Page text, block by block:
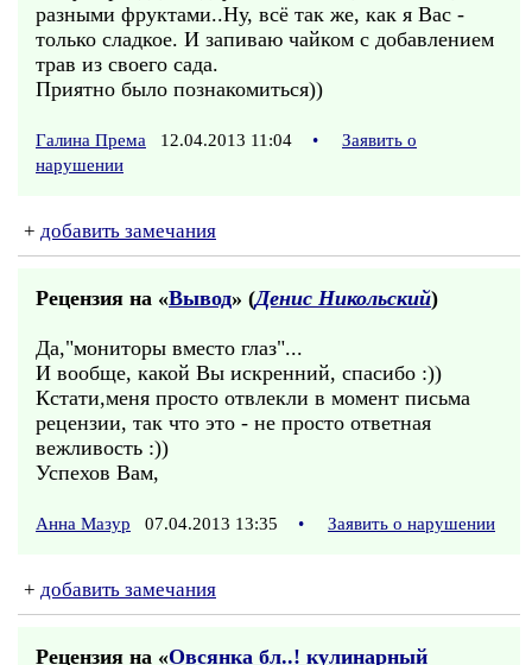
разными фруктами..Ну, всё так же, как я Вас -
только сладкое. И запиваю чайком с добавлением
трав из своего сада.
Приятно было познакомиться))
Галина Према 12.04.2013 11:04 •
Заявить о
нарушении
+ добавить замечания
Рецензия на «Вывод» (Денис Никольский)
Да,"мониторы вместо глаз"...
И вообще, какой Вы искренний, спасибо :))
Кстати,меня просто отвлекли в момент письма
рецензии, так что это - не просто ответная
вежливость :))
Успехов Вам,
Анна Мазур 07.04.2013 13:35 • Заявить о нарушении
+ добавить замечания
Рецензия на «Овсянка бл..! кулинарный